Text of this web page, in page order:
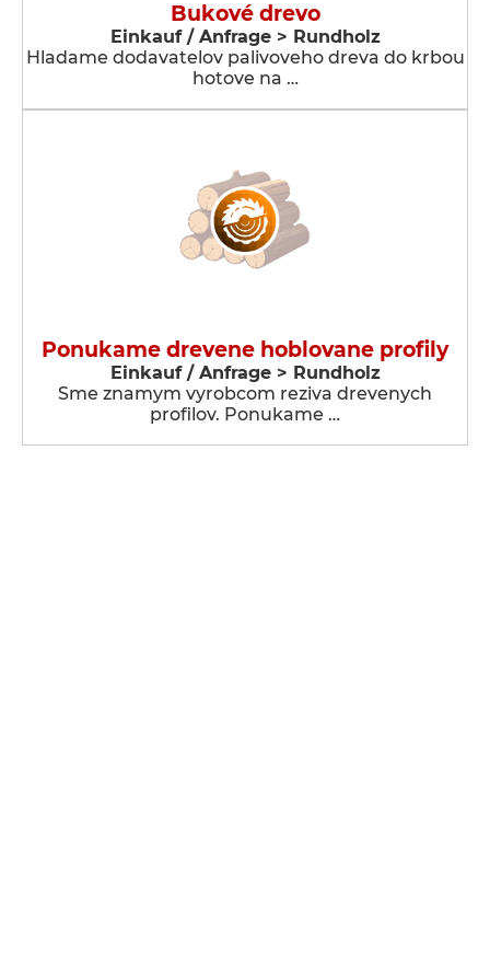
Bukové drevo
Einkauf / Anfrage > Rundholz
Hladame dodavatelov palivoveho dreva do krbou
hotove na …
Ponukame drevene hoblovane profily
Einkauf / Anfrage > Rundholz
Sme znamym vyrobcom reziva drevenych
profilov. Ponukame …